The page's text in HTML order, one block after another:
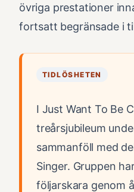
övriga prestationer
fortsatt begränsade i
TIDLÖSHETEN
I Just Want To Be
treårsjubileum
sammanföll med
Singer. Gruppen
följarskara genom